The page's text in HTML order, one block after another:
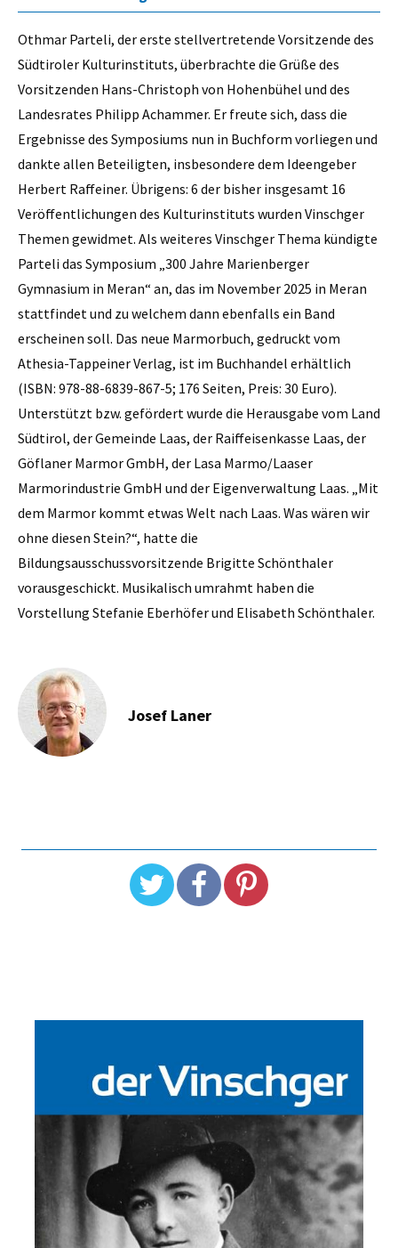
Othmar Parteli, der erste stellvertretende Vorsitzende des
Südtiroler Kulturinstituts, überbrachte die Grüße des
Vorsitzenden Hans-Christoph von Hohenbühel und des
Landesrates Philipp Achammer. Er freute sich, dass die
Ergebnisse des Symposiums nun in Buchform vorliegen und
dankte allen Beteiligten, insbesondere dem Ideengeber
Herbert Raffeiner. Übrigens: 6 der bisher insgesamt 16
Veröffentlichungen des Kulturinstituts wurden Vinschger
Themen gewidmet. Als weiteres Vinschger Thema kündigte
Parteli das Symposium „300 Jahre Marienberger
Gymnasium in Meran“ an, das im November 2025 in Meran
stattfindet und zu welchem dann ebenfalls ein Band
erscheinen soll. Das neue Marmorbuch, gedruckt vom
Athesia-Tappeiner Verlag, ist im Buchhandel erhältlich
(ISBN: 978-88-6839-867-5; 176 Seiten, Preis: 30 Euro).
Unterstützt bzw. gefördert wurde die Herausgabe vom Land
Südtirol, der Gemeinde Laas, der Raiffeisenkasse Laas, der
Göflaner Marmor GmbH, der Lasa Marmo/Laaser
Marmorindustrie GmbH und der Eigenverwaltung Laas. „Mit
dem Marmor kommt etwas Welt nach Laas. Was wären wir
ohne diesen Stein?“, hatte die
Bildungsausschussvorsitzende Brigitte Schönthaler
vorausgeschickt. Musikalisch umrahmt haben die
Vorstellung Stefanie Eberhöfer und Elisabeth Schönthaler.
Josef Laner